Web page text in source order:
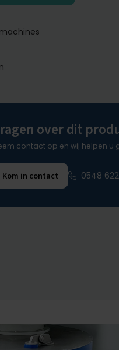
over dit
contact op en wij helpen u
Kom in contact 0548 622